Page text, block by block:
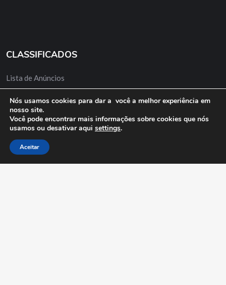
CLASSIFICADOS
Lista de Anúncios
Anuncie Grátis
Nós usamos cookies para dar a você a melhor experiência em
nosso site.
Você pode encontrar mais informações sobre cookies que nós
usamos ou desativar aqui settings.
Aceitar